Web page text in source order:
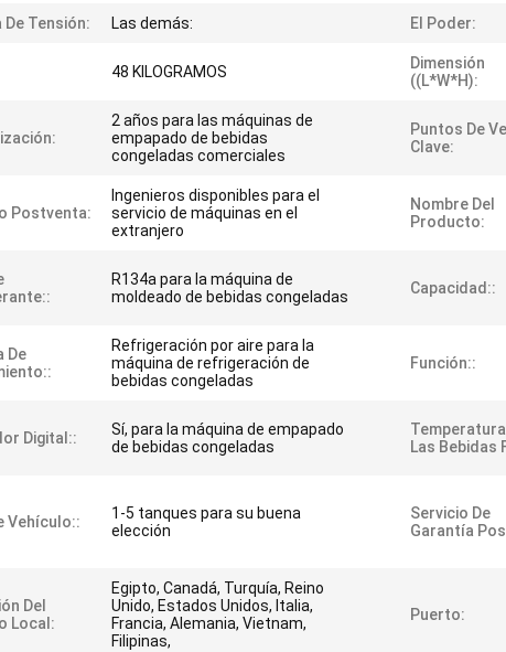
De Tensión: Las demás: El Poder:
48 KILOGRAMOS
Dimensión
((L*W*H):
2 años para las máquinas de
empapado de bebidas
congeladas comerciales
Puntos De
Clave:
Postventa:
Ingenieros disponibles para el
servicio de máquinas en el
extranjero
Nombre Del
Producto:
R134a para la máquina de
moldeado de bebidas congeladas
Capacidad::
De
Refrigeración por aire para la
máquina de refrigeración de
bebidas congeladas
Función::
Digital::
Sí, para la máquina de empapado
de bebidas congeladas
Las Bebidas
Vehículo::
1-5 tanques para su buena
elección
Servicio De
Garantía
Del
Local:
Egipto, Canadá, Turquía, Reino
Unido, Estados Unidos, Italia,
Francia, Alemania, Vietnam,
Filipinas,
Puerto: